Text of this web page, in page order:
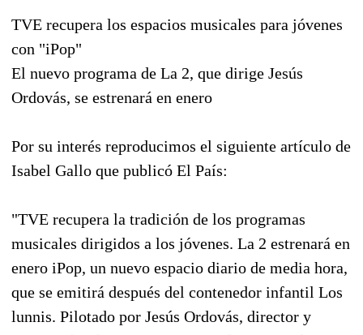
TVE recupera los espacios musicales para jóvenes
con "iPop"
El nuevo programa de La 2, que dirige Jesús
Ordovás, se estrenará en enero
Por su interés reproducimos el siguiente artículo de
Isabel Gallo que publicó El País:
"TVE recupera la tradición de los programas
musicales dirigidos a los jóvenes. La 2 estrenará en
enero iPop, un nuevo espacio diario de media hora,
que se emitirá después del contenedor infantil Los
lunnis. Pilotado por Jesús Ordovás, director y